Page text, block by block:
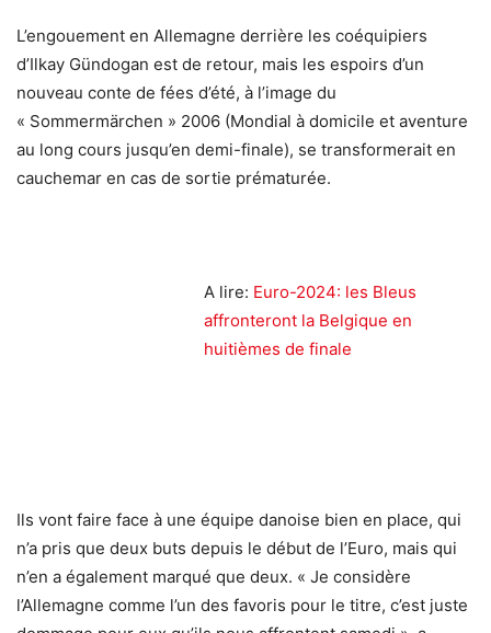
L’engouement en Allemagne derrière les coéquipiers
d’Ilkay Gündogan est de retour, mais les espoirs d’un
nouveau conte de fées d’été, à l’image du
« Sommermärchen » 2006 (Mondial à domicile et aventure
au long cours jusqu’en demi-finale), se transformerait en
cauchemar en cas de sortie prématurée.
A lire: Euro-2024: les Bleus
affronteront la Belgique en
huitièmes de finale
Ils vont faire face à une équipe danoise bien en place, qui
n’a pris que deux buts depuis le début de l’Euro, mais qui
n’en a également marqué que deux. « Je considère
l’Allemagne comme l’un des favoris pour le titre, c’est juste